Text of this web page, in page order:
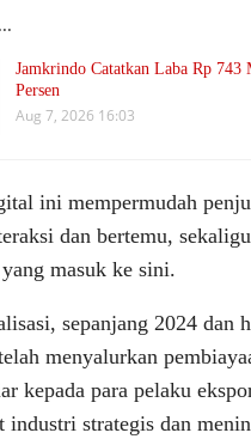
Jamkrindo Catatkan Laba Rp
Persen
Aug 7, 2026 16:03
ini mempermudah
dan bertemu,
masuk ke sini.
sepanjang 2024 dan
menyalurkan
kepada para pelaku
industri strategis dan